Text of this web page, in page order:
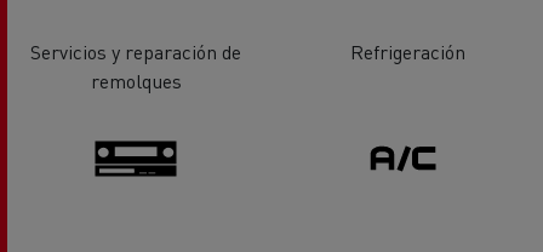
Servicios y reparación de
remolques
Refrigeración